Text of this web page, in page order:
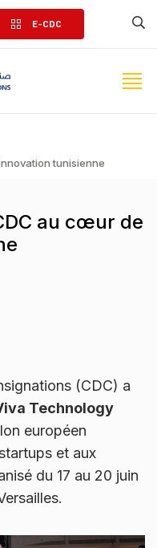
E-CDC
tunisienne
au cœur de
(CDC) a
Technology
européen
et aux
du 17 au 20 juin